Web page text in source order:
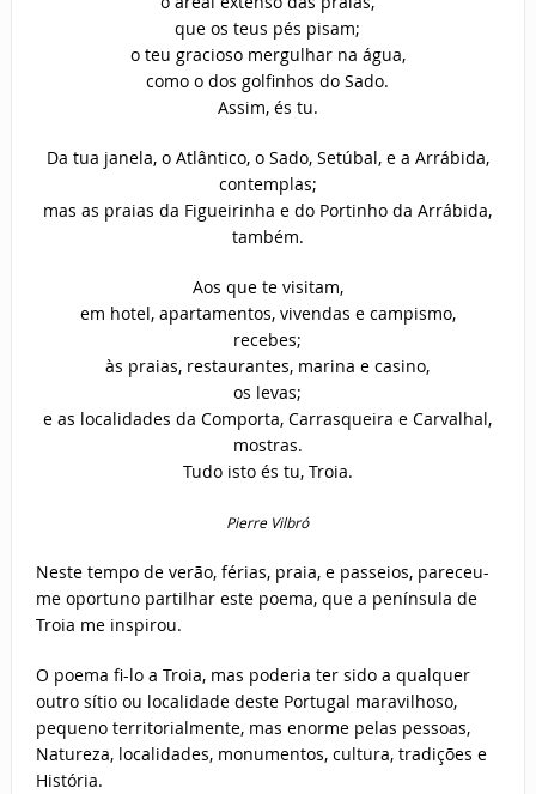
que os teus pés pisam;
o teu gracioso mergulhar na água,
como o dos golfinhos do Sado.
Assim, és tu.
Da tua janela, o Atlântico, o Sado, Setúbal, e a Arrábida,
contemplas;
mas as praias da Figueirinha e do Portinho da Arrábida,
também.
Aos que te visitam,
em hotel, apartamentos, vivendas e campismo,
recebes;
às praias, restaurantes, marina e casino,
os levas;
e as localidades da Comporta, Carrasqueira e Carvalhal,
mostras.
Tudo isto és tu, Troia.
Pierre Vilbró
Neste tempo de verão, férias, praia, e passeios, pareceu-
me oportuno partilhar este poema, que a península de
Troia me inspirou.
O poema fi-lo a Troia, mas poderia ter sido a qualquer
outro sítio ou localidade deste Portugal maravilhoso,
pequeno territorialmente, mas enorme pelas pessoas,
Natureza, localidades, monumentos, cultura, tradições e
História.